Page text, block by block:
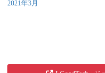
2021年3月